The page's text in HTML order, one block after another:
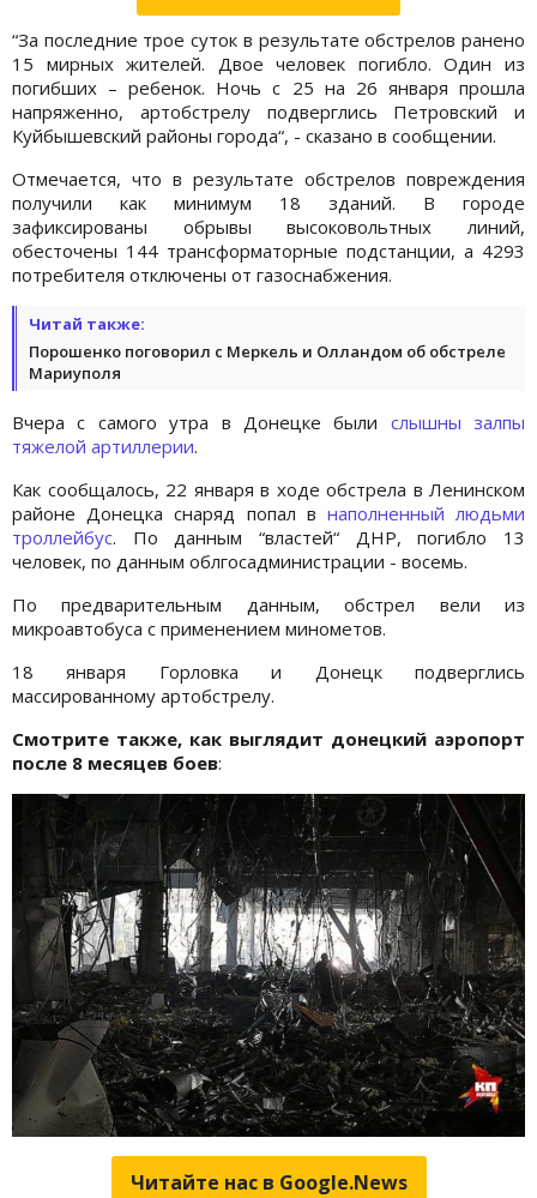
“За последние трое суток в результате обстрелов ранено
15 мирных жителей. Двое человек погибло. Один из
погибших – ребенок. Ночь с 25 на 26 января прошла
напряженно, артобстрелу подверглись Петровский и
Куйбышевский районы города“, - сказано в сообщении.
Отмечается, что в результате обстрелов повреждения
получили как минимум 18 зданий. В городе
зафиксированы обрывы высоковольтных линий,
обесточены 144 трансформаторные подстанции, а 4293
потребителя отключены от газоснабжения.
Читай также:
Порошенко поговорил с Меркель и Олландом об обстреле
Мариуполя
Вчера с самого утра в Донецке были слышны залпы
тяжелой артиллерии.
Как сообщалось, 22 января в ходе обстрела в Ленинском
районе Донецка снаряд попал в наполненный людьми
троллейбус. По данным “властей“ ДНР, погибло 13
человек, по данным облгосадминистрации - восемь.
По предварительным данным, обстрел вели из
микроавтобуса с применением минометов.
18 января Горловка и Донецк подверглись
массированному артобстрелу.
Смотрите также, как выглядит донецкий аэропорт
после 8 месяцев боев:
Читайте нас в Google.News